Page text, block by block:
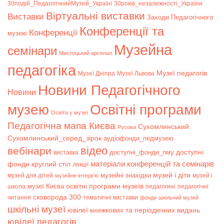
30подій_ПедагогічнийМузей_Україні 30років_незалежності_України
Bиставки Віртуальні виставки Заходи Педагогічного
музею Конференції Конференції та
семінари Мистецький арсенал Музейна
педагогіка Музеї Дніпра Музеї Львова Музеї педагогів
Новини Новини Педагогічного
музею Освіта у музеї Освітні програми
Педагогічна мапа Києва Русова Сухомлинський
Сухомлинський_серед_зірок аудіофонди_педмузею
вебінари виставка відео доступні_фонди_пму доступні
фонди круглий стіл лекції матеріали конференцій та семінарів
музей для дітей музейне інтерв’ю музейні знахідки музей і діти музей і
школа музеї Києва освітні програми музеїв педагогині педагогічні
читання сковорода 300 тематичні виставки фонди шкільний музей
шкільні музеї ювілеї книжкових та періодичних видань